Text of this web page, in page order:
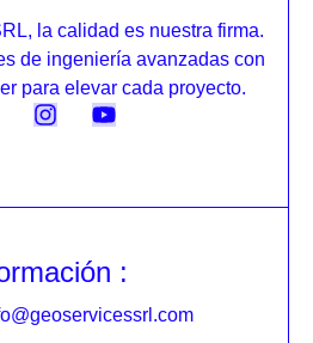
la calidad es nuestra firma.
de ingeniería avanzadas con
para elevar cada proyecto.
: